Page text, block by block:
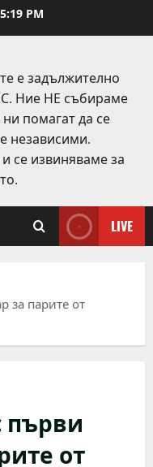
PM
е задължително
Ние НЕ събираме
помагат да се
независими.
се извиняваме за
LIVE
за парите от
първи
от